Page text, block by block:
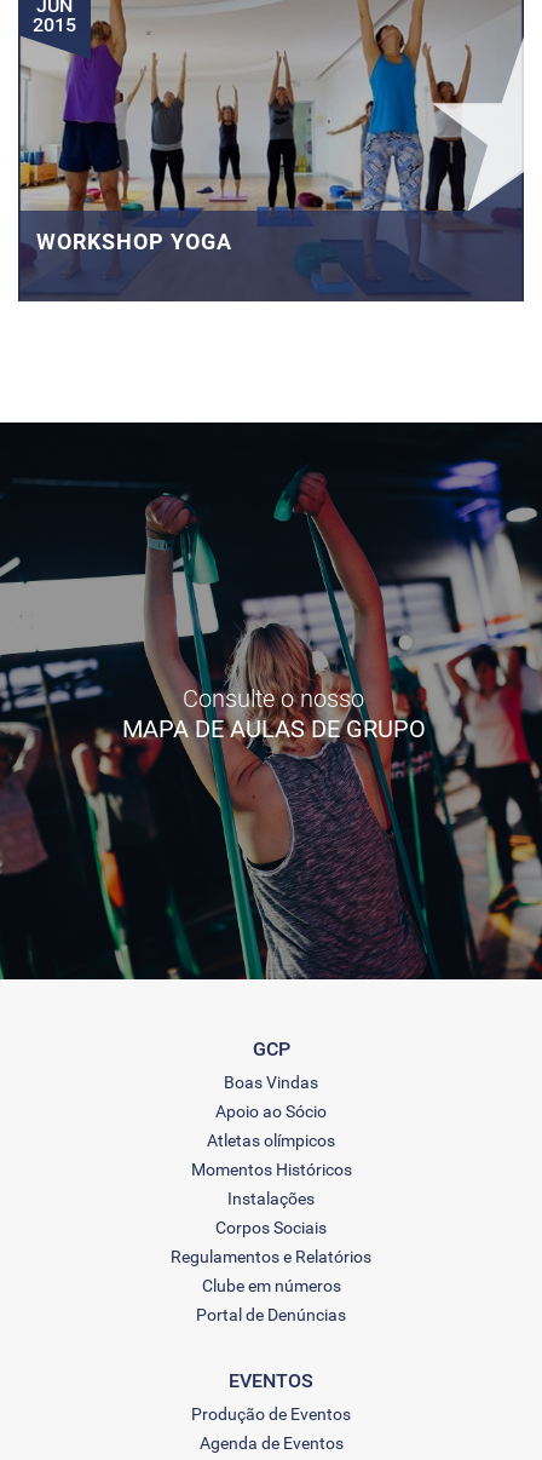
JUN
2015
WORKSHOP YOGA
Consulte o nosso
MAPA DE AULAS DE GRUPO
GCP
Boas Vindas
Apoio ao Sócio
Atletas olímpicos
Momentos Históricos
Instalações
Corpos Sociais
Regulamentos e Relatórios
Clube em números
Portal de Denúncias
EVENTOS
Produção de Eventos
Agenda de Eventos